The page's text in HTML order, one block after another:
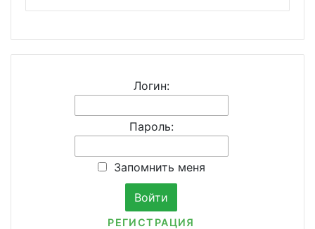
Логин:
Пароль:
Запомнить меня
РЕГИСТРАЦИЯ